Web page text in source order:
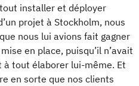
installer et déployer
projet à Stockholm, nous
nous lui avions fait gagner
en place, puisqu’il n’avait
à tout élaborer lui-même. Et
en sorte que nos clients